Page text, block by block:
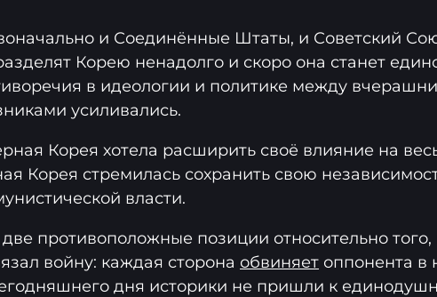
и Соединённые Штаты, и Советский
Корею ненадолго и скоро она станет
в идеологии и политике между
усиливались.
Корея хотела расширить своё влияние на
Корея стремилась сохранить свою
власти.
две противоположные позиции относительно
войну: каждая сторона обвиняет оппонента в
дня историки не пришли к